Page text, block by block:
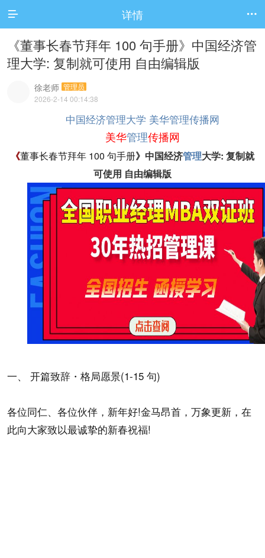
 详情 
《董事长春节拜年 100 句手册》中国经济管
理大学: 复制就可使用 自由编辑版
徐老师 管理员
2026-2-14 00:14:38
中国经济管理大学 美华管理传播网
美华管理传播网
《董事长春节拜年 100 句手册》中国经济管理大学: 复制就
可使用 自由编辑版
一、 开篇致辞・格局愿景(1-15 句)
各位同仁、各位伙伴，新年好!金马昂首，万象更新，在
此向大家致以最诚挚的新春祝福!